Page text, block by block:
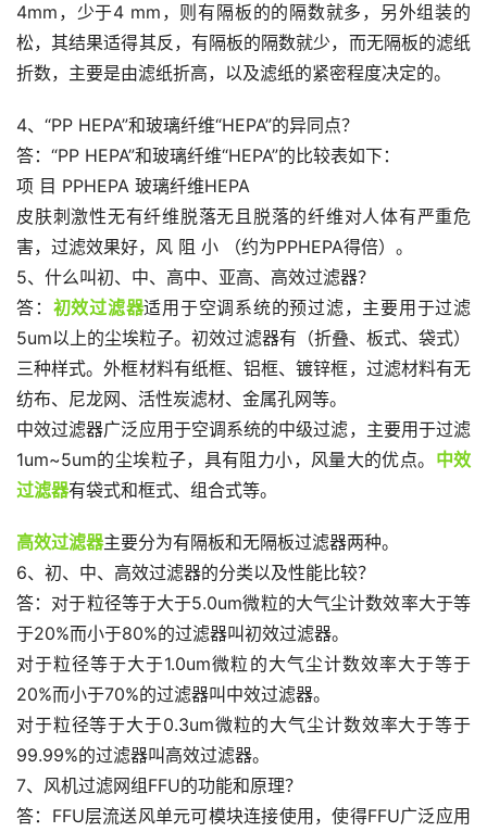
4mm，少于4 mm，则有隔板的的隔数就多，另外组装的
松，其结果适得其反，有隔板的隔数就少，而无隔板的滤纸
折数，主要是由滤纸折高，以及滤纸的紧密程度决定的。
4、“PP HEPA”和玻璃纤维“HEPA”的异同点？
答：“PP HEPA”和玻璃纤维“HEPA”的比较表如下：
项 目 PPHEPA 玻璃纤维HEPA
皮肤刺激性无有纤维脱落无且脱落的纤维对人体有严重危
害，过滤效果好，风 阻 小 （约为PPHEPA得倍）。
5、什么叫初、中、高中、亚高、高效过滤器？
答： 初效过滤器适用于空调系统的预过滤，主要用于过滤
5um以上的尘埃粒子。初效过滤器有（折叠、板式、袋式）
三种样式。外框材料有纸框、铝框、镀锌框，过滤材料有无
纺布、尼龙网、活性炭滤材、金属孔网等。
中效过滤器广泛应用于空调系统的中级过滤，主要用于过滤
1um~5um的尘埃粒子，具有阻力小，风量大的优点。 中效
过滤器有袋式和框式、组合式等。
高效过滤器主要分为有隔板和无隔板过滤器两种。
6、初、中、高效过滤器的分类以及性能比较？
答：对于粒径等于大于5.0um微粒的大气尘计数效率大于等
于20%而小于80%的过滤器叫初效过滤器。
对于粒径等于大于1.0um微粒的大气尘计数效率大于等于
20%而小于70%的过滤器叫中效过滤器。
对于粒径等于大于0.3um微粒的大气尘计数效率大于等于
99.99%的过滤器叫高效过滤器。
7、风机过滤网组FFU的功能和原理？
答：FFU层流送风单元可模块连接使用，使得FFU广泛应用